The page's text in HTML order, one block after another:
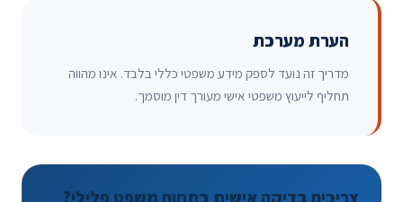
הערת מערכת
מדריך זה נועד לספק מידע משפטי כללי בלבד. אינו מהווה
תחליף לייעוץ משפטי אישי מעורך דין מוסמך.